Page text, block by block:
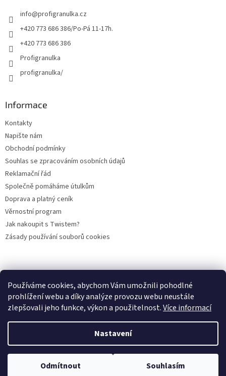
Používáme cookies, abychom Vám umožnili pohodlné
prohlížení webu a díky analýze provozu webu neustále
zlepšovali jeho funkce, výkon a použitelnost.Více informací
Nastavení
Odmítnout Souhlasím
info@profigranulka.cz
+420 773 686 386/Po-Pá 11-17h.
+420 773 686 386
Profigranulka
profigranulka/
Informace
Kontakty
Napište nám
Obchodní podmínky
Souhlas se zpracováním osobních údajů
Reklamační řád
Společně pomáháme útulkům
Doprava a platný ceník
Věrnostní program
Jak nakoupit s Twistem?
Zásady používání souborů cookies
Copyright 2026PROFIGRANULKA. Všechna práva vyhrazena.
Upravit nastavení cookies